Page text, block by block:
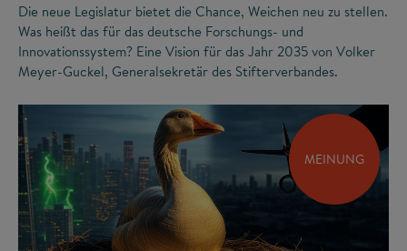
Die neue Legislatur bietet die Chance, Weichen neu zu stellen.
Was heißt das für das deutsche Forschungs- und
Innovationssystem? Eine Vision für das Jahr 2035 von Volker
Meyer-Guckel, Generalsekretär des Stifterverbandes.
MEINUNG